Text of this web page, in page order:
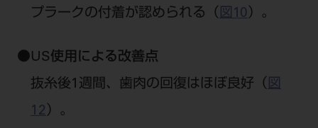
プラークの付着が認められる（ 図10 ）。
●US使用による改善点
抜糸後1週間、歯肉の回復はほぼ良好（ 図
12 ）。